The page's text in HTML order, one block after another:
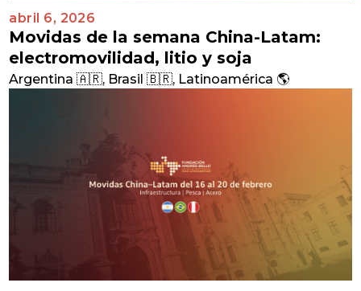
abril 6, 2026
Movidas de la semana China-Latam:
electromovilidad, litio y soja
Argentina 🇦🇷, Brasil 🇧🇷, Latinoamérica 🌎